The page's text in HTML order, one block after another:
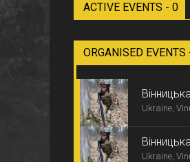
ACTIVE EVENTS - 0
ORGANISED
Ukraine,
Ukraine,